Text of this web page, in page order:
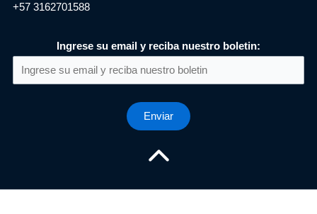
+57 3162701588
Ingrese su email y reciba nuestro boletin: